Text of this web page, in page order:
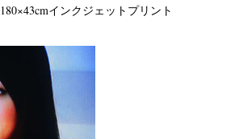
180×43cmインクジェットプリント